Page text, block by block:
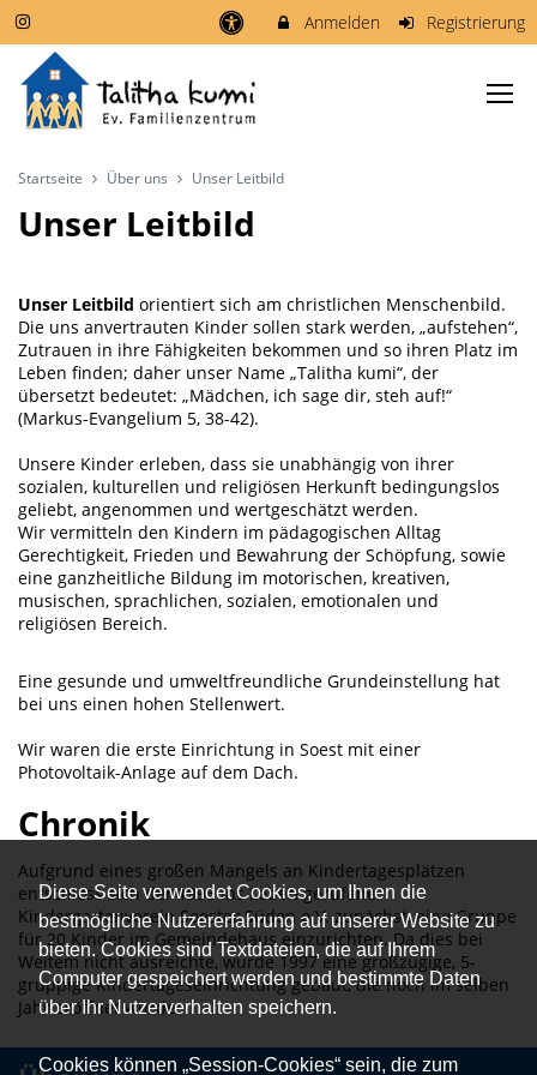
Diese Seite verwendet Cookies, um Ihnen die
bestmögliche Nutzererfahrung auf unserer Website zu
bieten. Cookies sind Textdateien, die auf Ihrem
Computer gespeichert werden und bestimmte Daten
über Ihr Nutzerverhalten speichern.
Cookies können „Session-Cookies“ sein, die zum
Anmelden Registrierung
Startseite Über uns Unser Leitbild
Unser Leitbild
Unser Leitbild orientiert sich am christlichen Menschenbild.
Die uns anvertrauten Kinder sollen stark werden, „aufstehen“,
Zutrauen in ihre Fähigkeiten bekommen und so ihren Platz im
Leben finden; daher unser Name „Talitha kumi“, der
übersetzt bedeutet: „Mädchen, ich sage dir, steh auf!“
(Markus-Evangelium 5, 38-42).
Unsere Kinder erleben, dass sie unabhängig von ihrer
sozialen, kulturellen und religiösen Herkunft bedingungslos
geliebt, angenommen und wertgeschätzt werden.
Wir vermitteln den Kindern im pädagogischen Alltag
Gerechtigkeit, Frieden und Bewahrung der Schöpfung, sowie
eine ganzheitliche Bildung im motorischen, kreativen,
musischen, sprachlichen, sozialen, emotionalen und
religiösen Bereich.
Eine gesunde und umweltfreundliche Grundeinstellung hat
bei uns einen hohen Stellenwert.
Wir waren die erste Einrichtung in Soest mit einer
Photovoltaik-Anlage auf dem Dach.
Chronik
Aufgrund eines großen Mangels an Kindertagesplätzen
entschloss sich der 1995 ins Leben gerufene
Kindergartenverein Soester Süden e.V. zunächst, eine Gruppe
für 20 Kinder im Gemeindehaus einzurichten. Da dies bei
Weitem nicht ausreichte, wurde 1997 eine großzügige, 5-
gruppige Kindertageseinrichtung gebaut, die noch im selben
Jahr eröffnet wurde.